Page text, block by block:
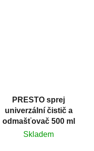
PRESTO sprej
univerzální čistič a
odmašťovač 500 ml
Skladem